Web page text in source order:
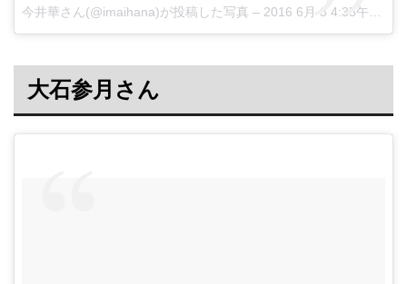
今井華さん(@imaihana)が投稿した写真 – 2016 6月 3 4:35午前 PDT
大石参月さん